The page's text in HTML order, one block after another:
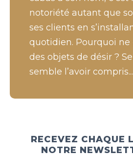
RECEVEZ CHAQUE
NOTRE
notoriété autant que
ses clients en
quotidien. Pourquoi ne
des objets de désir ?
semble l’avoir compris...